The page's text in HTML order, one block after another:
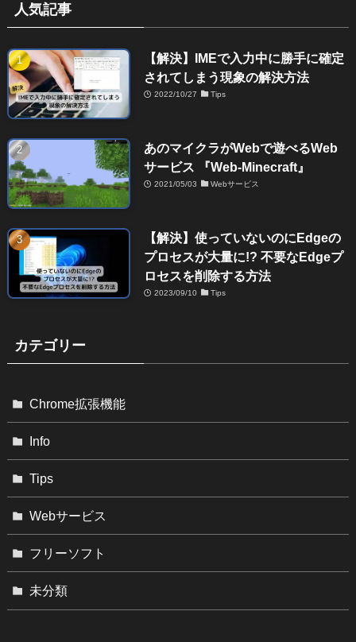
人気記事
【解決】IMEで入力中に勝手に確定
されてしまう現象の解決方法
2022/10/27 Tips
あのマイクラがWebで遊べるWeb
サービス 『Web-Minecraft』
2021/05/03 Webサービス
【解決】使っていないのにEdgeの
プロセスが大量に!? 不要なEdgeプ
ロセスを削除する方法
2023/09/10 Tips
カテゴリー
Chrome拡張機能
Info
Tips
Webサービス
フリーソフト
未分類